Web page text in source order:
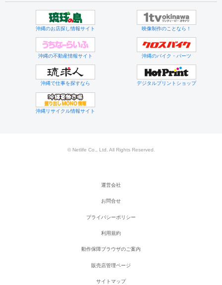
沖縄のお店探し情報サイト 映像制作のことなら！
沖縄の不動産情報サイト 沖縄のバイク・パーツ
沖縄で仕事を探すなら デジタルプリントショップ
沖縄リサイクル情報サイト
© Netlife Co., Ltd. All Rights Reserved.
運営会社
お問合せ
プライバシーポリシー
利用規約
動作保障ブラウザのご案内
販売店管理ページ
サイトマップ